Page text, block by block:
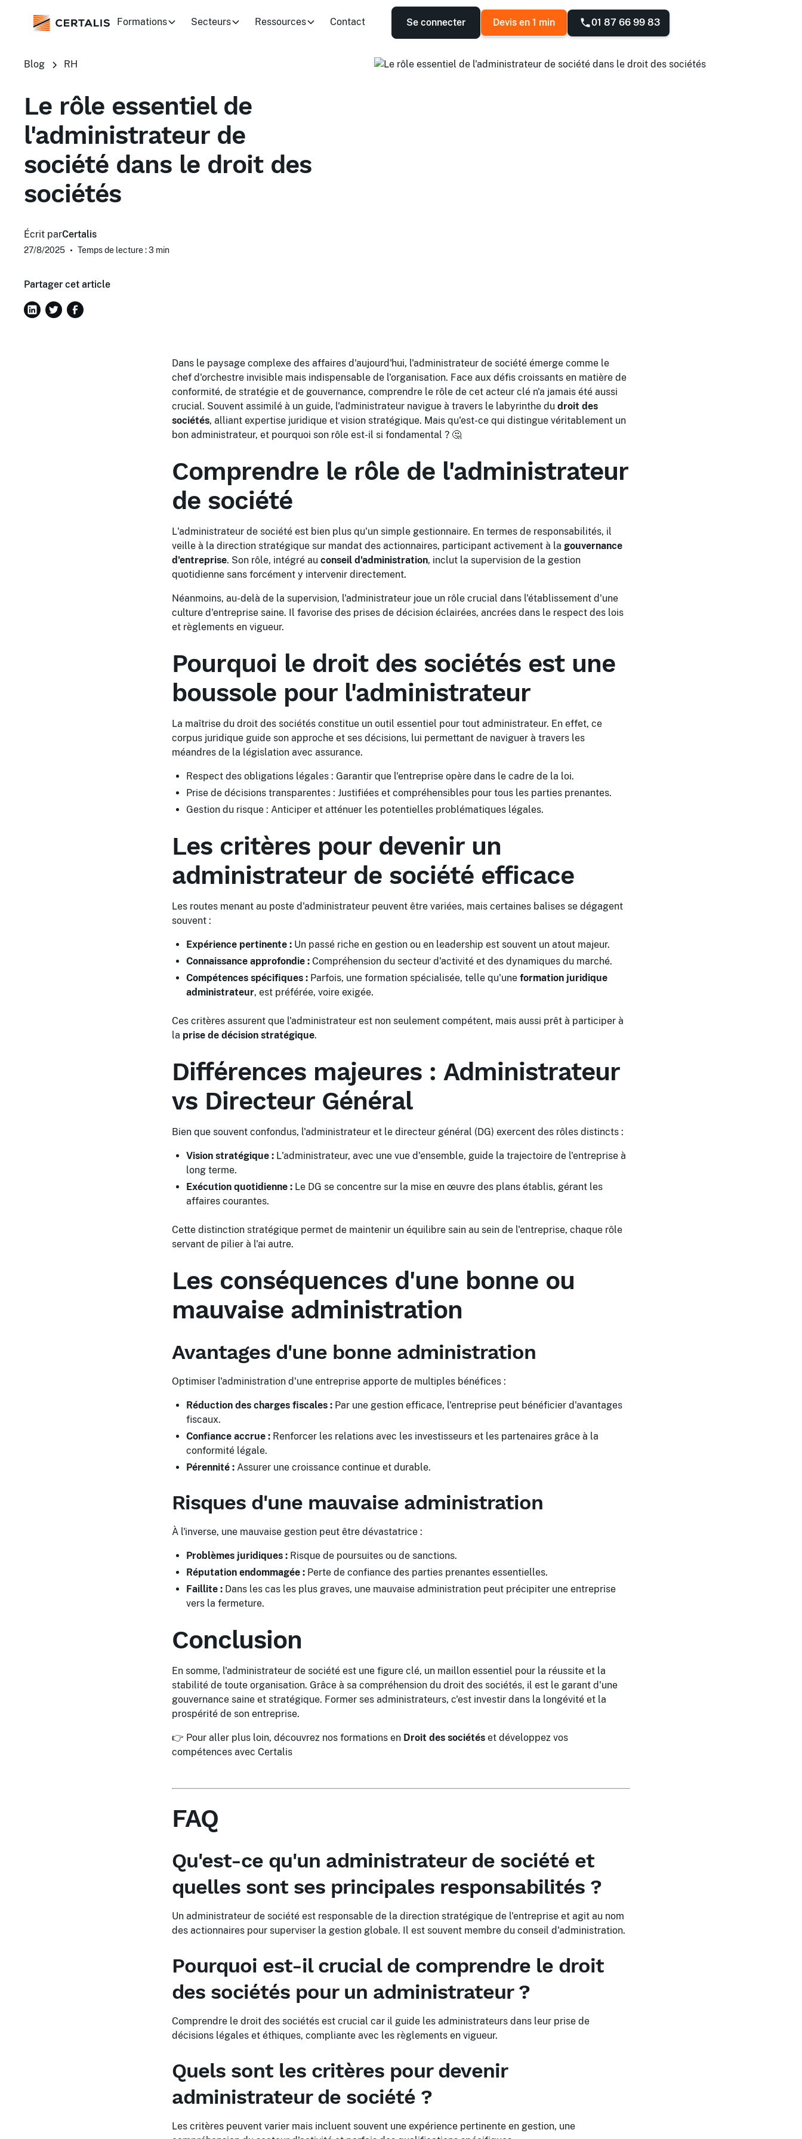
Formations Secteurs Ressources Contact Se connecter Devis en 1 min 01 87 66 99 83
Blog RH
Le rôle essentiel de
l'administrateur de
société dans le droit des
sociétés
Écrit parCertalis
27/8/2025 • Temps de lecture : 3 min
Partager cet article
Dans le paysage complexe des affaires d'aujourd'hui, l'administrateur de société émerge comme le
chef d'orchestre invisible mais indispensable de l'organisation. Face aux défis croissants en matière de
conformité, de stratégie et de gouvernance, comprendre le rôle de cet acteur clé n'a jamais été aussi
crucial. Souvent assimilé à un guide, l'administrateur navigue à travers le labyrinthe du droit des
sociétés, alliant expertise juridique et vision stratégique. Mais qu'est-ce qui distingue véritablement un
bon administrateur, et pourquoi son rôle est-il si fondamental ? 🤔
Comprendre le rôle de l'administrateur
de société
L'administrateur de société est bien plus qu'un simple gestionnaire. En termes de responsabilités, il
veille à la direction stratégique sur mandat des actionnaires, participant activement à la gouvernance
d'entreprise. Son rôle, intégré au conseil d'administration, inclut la supervision de la gestion
quotidienne sans forcément y intervenir directement.
Néanmoins, au-delà de la supervision, l'administrateur joue un rôle crucial dans l'établissement d'une
culture d'entreprise saine. Il favorise des prises de décision éclairées, ancrées dans le respect des lois
et règlements en vigueur.
Pourquoi le droit des sociétés est une
boussole pour l'administrateur
La maîtrise du droit des sociétés constitue un outil essentiel pour tout administrateur. En effet, ce
corpus juridique guide son approche et ses décisions, lui permettant de naviguer à travers les
méandres de la législation avec assurance.
Respect des obligations légales : Garantir que l'entreprise opère dans le cadre de la loi.
Prise de décisions transparentes : Justifiées et compréhensibles pour tous les parties prenantes.
Gestion du risque : Anticiper et atténuer les potentielles problématiques légales.
Les critères pour devenir un
administrateur de société efficace
Les routes menant au poste d'administrateur peuvent être variées, mais certaines balises se dégagent
souvent :
Expérience pertinente : Un passé riche en gestion ou en leadership est souvent un atout majeur.
Connaissance approfondie : Compréhension du secteur d'activité et des dynamiques du marché.
Compétences spécifiques : Parfois, une formation spécialisée, telle qu'une formation juridique
administrateur, est préférée, voire exigée.
Ces critères assurent que l'administrateur est non seulement compétent, mais aussi prêt à participer à
la prise de décision stratégique.
Différences majeures : Administrateur
vs Directeur Général
Bien que souvent confondus, l'administrateur et le directeur général (DG) exercent des rôles distincts :
Vision stratégique : L'administrateur, avec une vue d'ensemble, guide la trajectoire de l'entreprise à
long terme.
Exécution quotidienne : Le DG se concentre sur la mise en œuvre des plans établis, gérant les
affaires courantes.
Cette distinction stratégique permet de maintenir un équilibre sain au sein de l'entreprise, chaque rôle
servant de pilier à l'ai autre.
Les conséquences d'une bonne ou
mauvaise administration
Avantages d'une bonne administration
Optimiser l'administration d'une entreprise apporte de multiples bénéfices :
Réduction des charges fiscales : Par une gestion efficace, l'entreprise peut bénéficier d'avantages
fiscaux.
Confiance accrue : Renforcer les relations avec les investisseurs et les partenaires grâce à la
conformité légale.
Pérennité : Assurer une croissance continue et durable.
Risques d'une mauvaise administration
À l'inverse, une mauvaise gestion peut être dévastatrice :
Problèmes juridiques : Risque de poursuites ou de sanctions.
Réputation endommagée : Perte de confiance des parties prenantes essentielles.
Faillite : Dans les cas les plus graves, une mauvaise administration peut précipiter une entreprise
vers la fermeture.
Conclusion
En somme, l'administrateur de société est une figure clé, un maillon essentiel pour la réussite et la
stabilité de toute organisation. Grâce à sa compréhension du droit des sociétés, il est le garant d'une
gouvernance saine et stratégique. Former ses administrateurs, c'est investir dans la longévité et la
prospérité de son entreprise.
👉 Pour aller plus loin, découvrez nos formations en Droit des sociétés et développez vos
compétences avec Certalis
FAQ
Qu'est-ce qu'un administrateur de société et
quelles sont ses principales responsabilités ?
Un administrateur de société est responsable de la direction stratégique de l'entreprise et agit au nom
des actionnaires pour superviser la gestion globale. Il est souvent membre du conseil d'administration.
Pourquoi est-il crucial de comprendre le droit
des sociétés pour un administrateur ?
Comprendre le droit des sociétés est crucial car il guide les administrateurs dans leur prise de
décisions légales et éthiques, compliante avec les règlements en vigueur.
Quels sont les critères pour devenir
administrateur de société ?
Les critères peuvent varier mais incluent souvent une expérience pertinente en gestion, une